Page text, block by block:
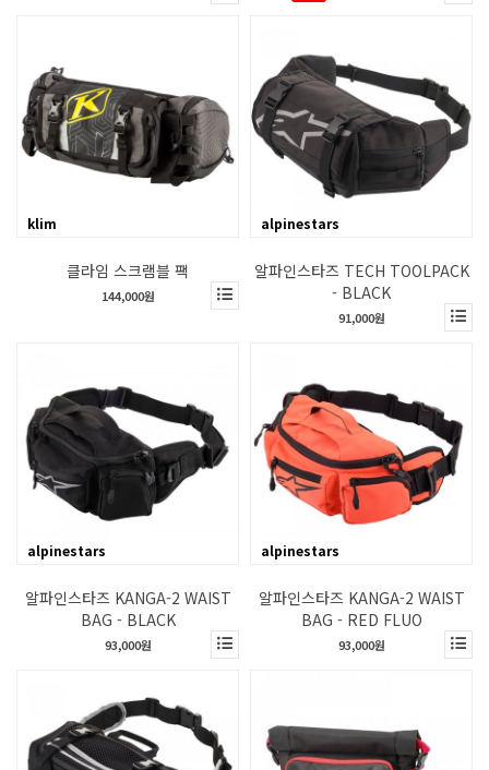
klim
클라임 스크램블 팩
144,000원
alpinestars
알파인스타즈 TECH TOOLPACK
- BLACK
91,000원
alpinestars
알파인스타즈 KANGA-2 WAIST
BAG - BLACK
93,000원
alpinestars
알파인스타즈 KANGA-2 WAIST
BAG - RED FLUO
93,000원